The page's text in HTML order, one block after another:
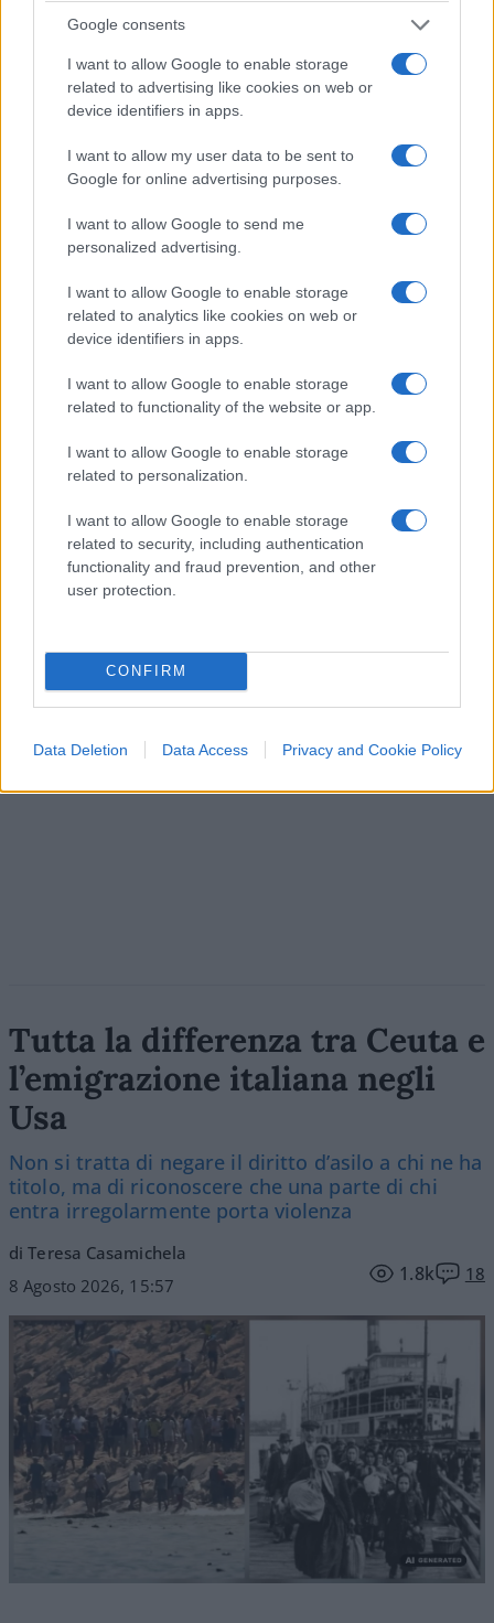
Google consents
I want to allow Google to enable storage
related to advertising like cookies on web or
device identifiers in apps.
I want to allow my user data to be sent to
Google for online advertising purposes.
I want to allow Google to send me
personalized advertising.
I want to allow Google to enable storage
related to analytics like cookies on web or
device identifiers in apps.
I want to allow Google to enable storage
related to functionality of the website or app.
I want to allow Google to enable storage
related to personalization.
I want to allow Google to enable storage
related to security, including authentication
functionality and fraud prevention, and other
user protection.
CONFIRM
Data Deletion Data Access Privacy and Cookie Policy
tante altre cose per cui non ci sarebbero grazie
che potrebbero bastare.
Francesco
Guccininella mia vita. Probabilmente cercherò di
in faccia a tutto il mondo per rincontrarlo.
Guglielmo Mastroianni, 8 agosto 2026
Tutta la differenza tra Ceuta e
l’emigrazione italiana negli
Usa
Non si tratta di negare il diritto d’asilo a chi ne ha
titolo, ma di riconoscere che una parte di chi
entra irregolarmente porta violenza
di Teresa Casamichela
8 Agosto 2026, 15:57
1.8k 18